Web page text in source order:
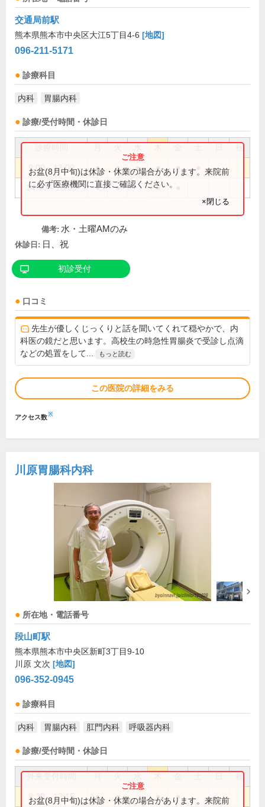
交通局前駅
熊本県熊本市中央区大江5丁目4-6 [地図]
096-211-5171
診療科目
内科 胃腸内科
診療/受付時間・休診日
祝
9:00～13:00 ● ● ● ● ●
14:30～18:00 ● ● ●
お盆(8月中旬)は休診・休業の場合があります。来院前
に必ず医療機関に直接ご確認ください。
×閉じる
備考: 水・土曜AMのみ
休診日: 日、祝
初診受付
口コミ
先生が優しくじっくりと話を聞いてくれて穏やかで、内
科医の鏡だと思います。高校生の時急性胃腸炎で受診し点滴
などの処置をして...
もっと読む
この医院の詳細をみる
アクセス数※
川原胃腸科内科
所在地・電話番号
段山町駅
熊本県熊本市中央区新町3丁目9-10
川原 文次 [地図]
096-352-0945
診療科目
内科 胃腸内科 肛門内科 呼吸器内科
診療/受付時間・休診日
祝
8:30～12:15 ● ● ● ●
お盆(8月中旬)は休診・休業の場合があります。来院前